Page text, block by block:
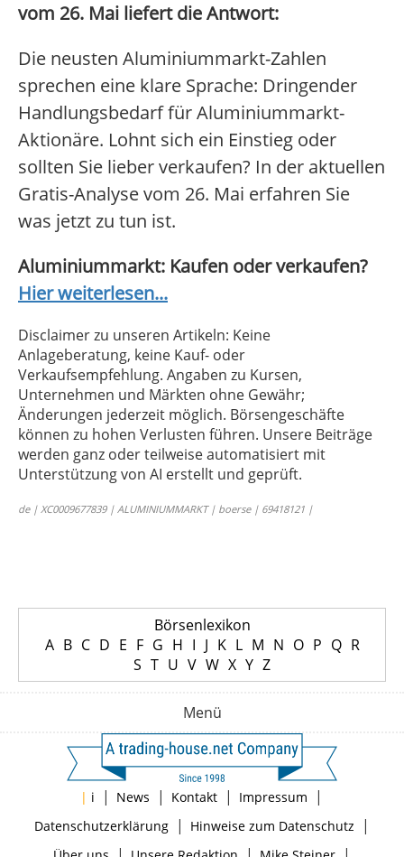
vom 26. Mai liefert die Antwort:
Die neusten Aluminiummarkt-Zahlen
sprechen eine klare Sprache: Dringender
Handlungsbedarf für Aluminiummarkt-
Aktionäre. Lohnt sich ein Einstieg oder
sollten Sie lieber verkaufen? In der aktuellen
Gratis-Analyse vom 26. Mai erfahren Sie
was jetzt zu tun ist.
Aluminiummarkt: Kaufen oder verkaufen?
Hier weiterlesen...
Disclaimer zu unseren Artikeln: Keine
Anlageberatung, keine Kauf- oder
Verkaufsempfehlung. Angaben zu Kursen,
Unternehmen und Märkten ohne Gewähr;
Änderungen jederzeit möglich. Börsengeschäfte
können zu hohen Verlusten führen. Unsere Beiträge
werden ganz oder teilweise automatisiert mit
Unterstützung von AI erstellt und geprüft.
de | XC0009677839 | ALUMINIUMMARKT | boerse | 69418121 |
Börsenlexikon
A B C D E F G H I J K L M N O P Q R
S T U V W X Y Z
Menü
| i | News | Kontakt | Impressum |
Datenschutzerklärung| Hinweise zum Datenschutz |